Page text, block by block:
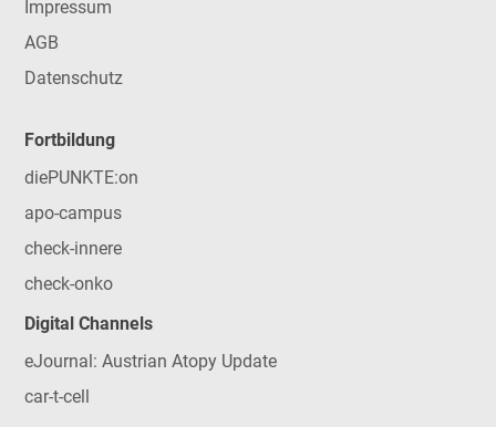
Impressum
AGB
Datenschutz
Fortbildung
diePUNKTE:on
apo-campus
check-innere
check-onko
Digital Channels
eJournal: Austrian Atopy Update
car-t-cell